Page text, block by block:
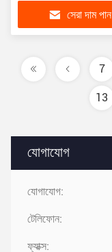
যোগাযোগ
যোগাযোগ:
টেলিফোন:
ফ্যাক্স:
সেরা দাম পান
7
13